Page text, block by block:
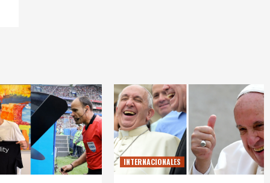
INTERNACIONALES